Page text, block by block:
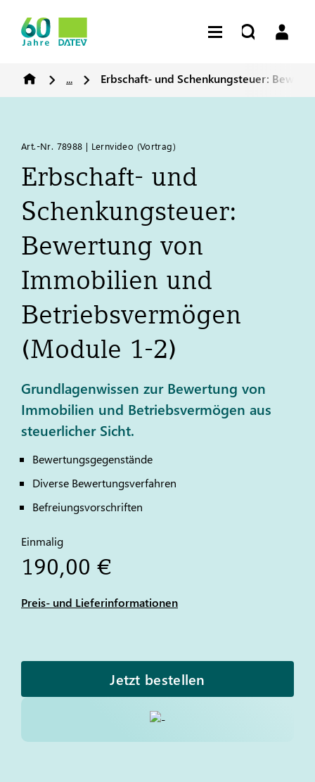
... Erbschaft- und Schenkungsteuer:
Art.-Nr. 78988 | Lernvideo (Vortrag)
Erbschaft- und
Schenkungsteuer:
Bewertung von
Immobilien und
Betriebsvermögen
(Module 1-2)
Grundlagenwissen zur Bewertung von
Immobilien und Betriebsvermögen aus
steuerlicher Sicht.
Bewertungsgegenstände
Diverse Bewertungsverfahren
Befreiungsvorschriften
Einmalig
190,00 €
Preis- und Lieferinformationen
Jetzt bestellen